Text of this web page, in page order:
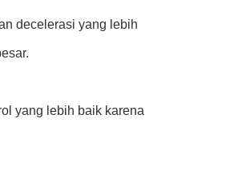
decelerasi yang lebih
yang lebih baik karena